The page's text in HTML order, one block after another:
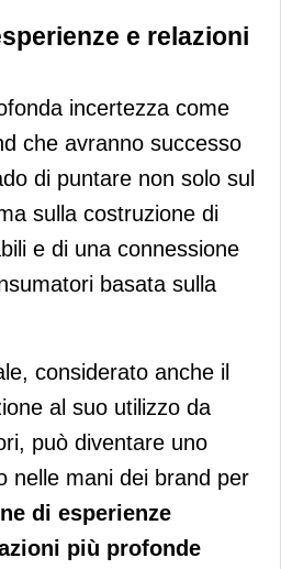
e relazioni
incertezza come
che avranno successo
di puntare non solo sul
sulla costruzione di
e di una connessione
basata sulla
considerato anche il
al suo utilizzo da
può diventare uno
nelle mani dei brand per
di esperienze
più profonde